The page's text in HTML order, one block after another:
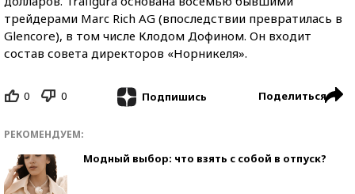
трейдерами Marc Rich AG (впоследствии превратилась в
Glencore), в том числе Клодом Дофином. Он входит
состав совета директоров «Норникеля».
0 0 Подпишись Поделиться
РЕКОМЕНДУЕМ:
Модный выбор: что взять с собой в отпуск?